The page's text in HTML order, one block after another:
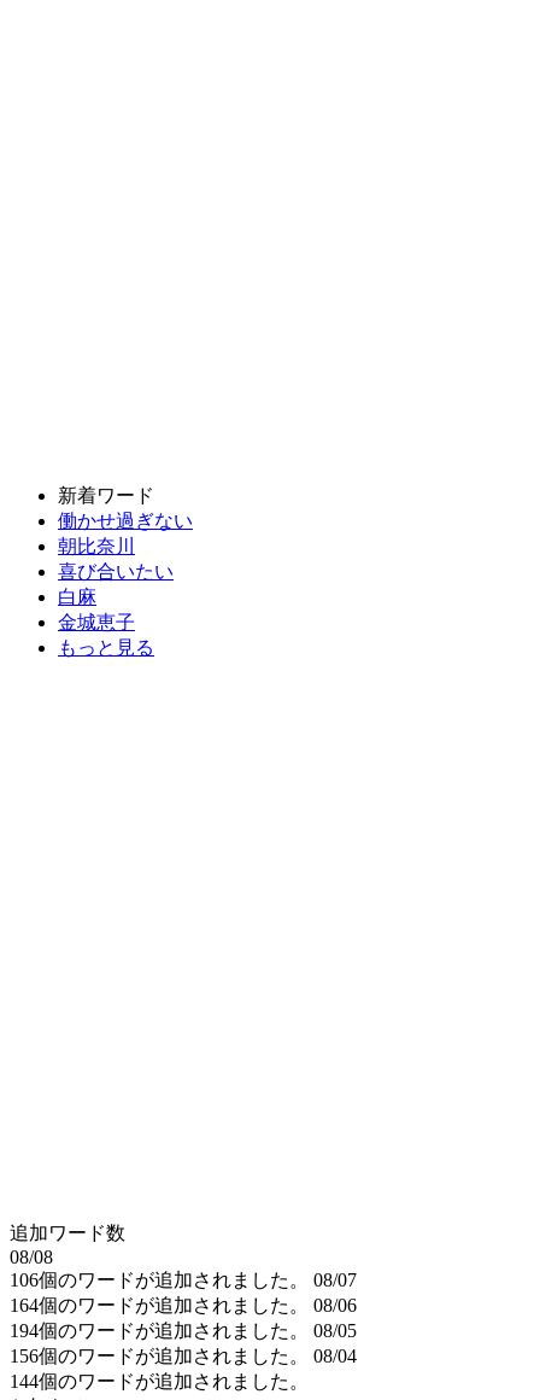
新着ワード
働かせ過ぎない
朝比奈川
喜び合いたい
白麻
金城恵子
もっと見る
追加ワード数
08/08
106個のワードが追加されました。
08/07
164個のワードが追加されました。
08/06
194個のワードが追加されました。
08/05
156個のワードが追加されました。
08/04
144個のワードが追加されました。